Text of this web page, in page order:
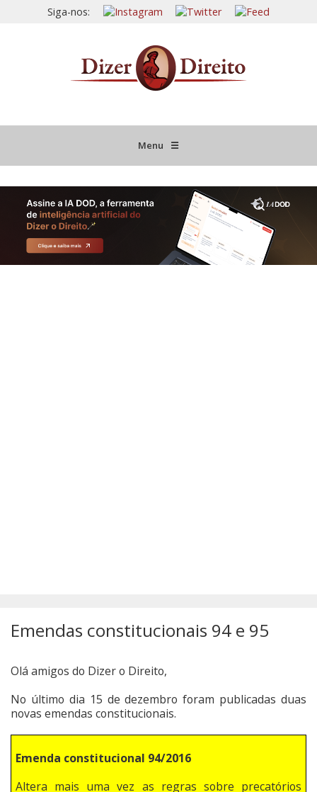
Siga-nos:
Menu ☰
JURISPRUDÊNCIA COMENTADA
INFORMATIVOS COMENTADOS
Emendas constitucionais 94 e 95
Olá amigos do Dizer o Direito,
No último dia 15 de dezembro foram publicadas duas
novas emendas constitucionais.
Emenda constitucional 94/2016
Altera mais uma vez as regras sobre precatórios